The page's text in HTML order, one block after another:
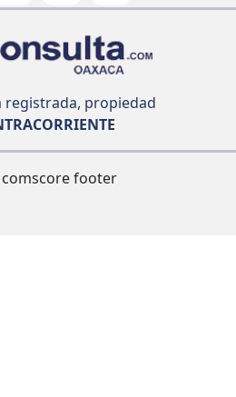
registrada, propiedad